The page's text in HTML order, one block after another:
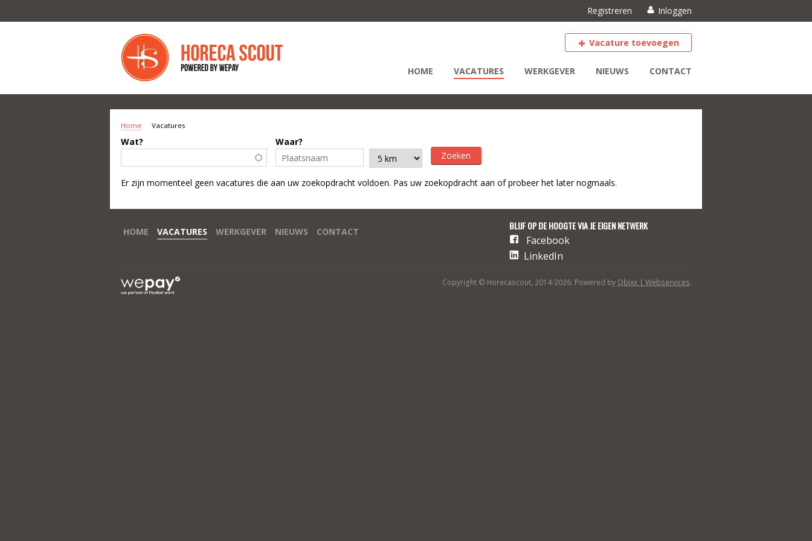
Registreren Inloggen
Vacature toevoegen
HOME VACATURES WERKGEVER NIEUWS CONTACT
U BENT HIER
Home Vacatures
Wat? Waar?
Er zijn momenteel geen vacatures die aan uw zoekopdracht voldoen. Pas uw zoekopdracht aan of probeer het later nogmaals.
HOME VACATURES WERKGEVER NIEUWS CONTACT BLIJF OP DE HOOGTE VIA JE EIGEN NETWERK
Facebook
LinkedIn
Copyright © Horecascout, 2014-2026. Powered by Qbixx | Webservices.